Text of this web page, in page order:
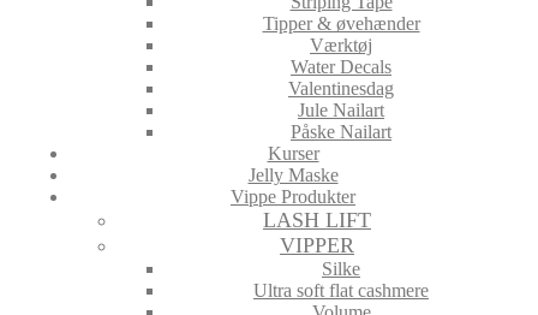
Tipper & øvehænder
Værktøj
Water Decals
Valentinesdag
Jule Nailart
Påske Nailart
Kurser
Jelly Maske
Vippe Produkter
LASH LIFT
VIPPER
Silke
Ultra soft flat cashmere